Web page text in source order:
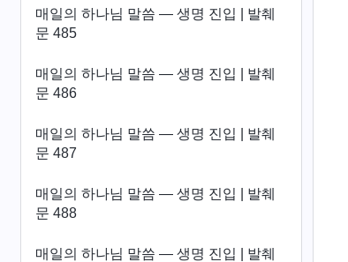
매일의 하나님 말씀 ― 생명 진입 | 발췌
문 485
매일의 하나님 말씀 ― 생명 진입 | 발췌
문 486
매일의 하나님 말씀 ― 생명 진입 | 발췌
문 487
매일의 하나님 말씀 ― 생명 진입 | 발췌
문 488
매일의 하나님 말씀 ― 생명 진입 | 발췌